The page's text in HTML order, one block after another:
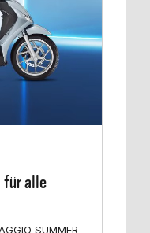
für alle
SUMMER